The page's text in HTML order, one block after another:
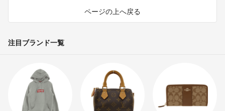
ページの上へ戻る
注目ブランド一覧